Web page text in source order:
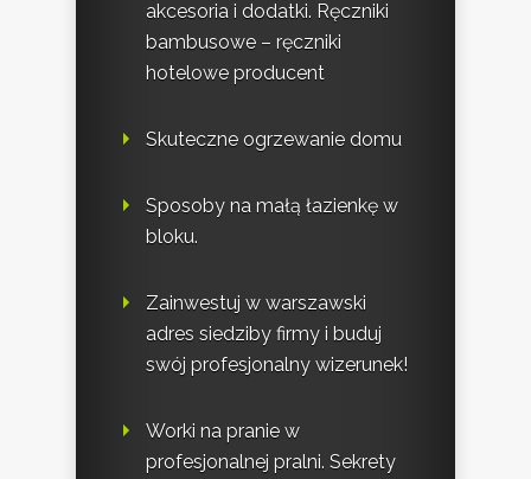
akcesoria i dodatki. Ręczniki
bambusowe – ręczniki
hotelowe producent
Skuteczne ogrzewanie domu
Sposoby na małą łazienkę w
bloku.
Zainwestuj w warszawski
adres siedziby firmy i buduj
swój profesjonalny wizerunek!
Worki na pranie w
profesjonalnej pralni. Sekrety